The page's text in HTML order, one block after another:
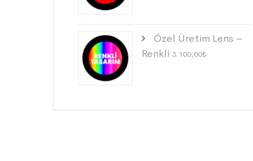
Özel Üretim Lens –
Renkli 3.100,00₺